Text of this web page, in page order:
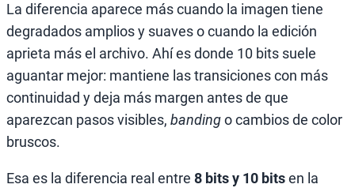
La diferencia aparece más cuando la imagen tiene
degradados amplios y suaves o cuando la edición
aprieta más el archivo. Ahí es donde 10 bits suele
aguantar mejor: mantiene las transiciones con más
continuidad y deja más margen antes de que
aparezcan pasos visibles, bandingo cambios de color
bruscos.
Esa es la diferencia real entre 8 bits y 10 bitsen la